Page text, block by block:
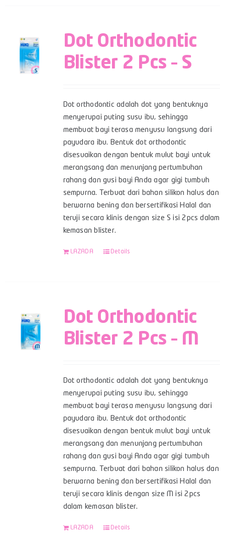
Dot Orthodontic
Blister 2 Pcs – S
Dot orthodontic adalah dot yang bentuknya
menyerupai puting susu ibu, sehingga
membuat bayi terasa menyusu langsung dari
payudara ibu. Bentuk dot orthodontic
disesuaikan dengan bentuk mulut bayi untuk
merangsang dan menunjang pertumbuhan
rahang dan gusi bayi Anda agar gigi tumbuh
sempurna. Terbuat dari bahan silikon halus dan
berwarna bening dan bersertifikasi Halal dan
teruji secara klinis dengan size S isi 2pcs dalam
kemasan blister.
LAZADA Details
Dot Orthodontic
Blister 2 Pcs – M
Dot orthodontic adalah dot yang bentuknya
menyerupai puting susu ibu, sehingga
membuat bayi terasa menyusu langsung dari
payudara ibu. Bentuk dot orthodontic
disesuaikan dengan bentuk mulut bayi untuk
merangsang dan menunjang pertumbuhan
rahang dan gusi bayi Anda agar gigi tumbuh
sempurna. Terbuat dari bahan silikon halus dan
berwarna bening dan bersertifikasi Halal dan
teruji secara klinis dengan size M isi 2pcs
dalam kemasan blister.
LAZADA Details